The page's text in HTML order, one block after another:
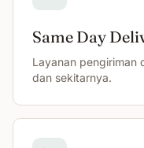
Same Day
Layanan pengiriman
dan sekitarnya.